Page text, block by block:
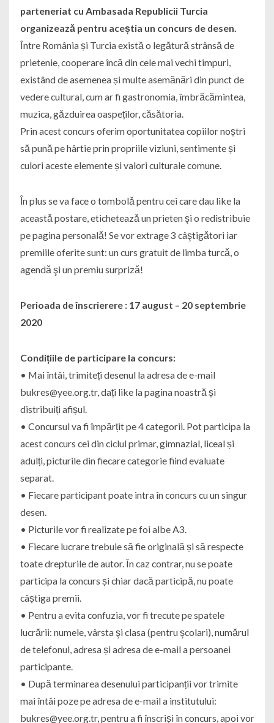
parteneriat cu Ambasada Republicii Turcia
organizează pentru aceștia un concurs de desen.
Între România și Turcia există o legătură strânsă de
prietenie, cooperare încă din cele mai vechi timpuri,
existând de asemenea și multe asemănări din punct de
vedere cultural, cum ar fi gastronomia, îmbrăcămintea,
muzica, găzduirea oaspeților, căsătoria.
Prin acest concurs oferim oportunitatea copiilor noștri
să pună pe hârtie prin propriile viziuni, sentimente și
culori aceste elemente și valori culturale comune.
Ȋn plus se va face o tombolǎ pentru cei care dau like la
aceastǎ postare, eticheteazǎ un prieten şi o redistribuie
pe pagina personalǎ! Se vor extrage 3 câştigǎtori iar
premiile oferite sunt: un curs gratuit de limba turcǎ, o
agendǎ şi un premiu surprizǎ!
Perioada de înscrierere : 17 august – 20 septembrie
2020
Condițiile de participare la concurs:
• Mai întâi, trimiteți desenul la adresa de e-mail
bukres@yee.org.tr, dați like la pagina noastră și
distribuiți afișul.
• Concursul va fi împărțit pe 4 categorii. Pot participa la
acest concurs cei din ciclul primar, gimnazial, liceal și
adulți, picturile din fiecare categorie fiind evaluate
separat.
• Fiecare participant poate intra în concurs cu un singur
desen.
• Picturile vor fi realizate pe foi albe A3.
• Fiecare lucrare trebuie să fie originală și să respecte
toate drepturile de autor. În caz contrar, nu se poate
participa la concurs și chiar dacă participă, nu poate
câștiga premii.
• Pentru a evita confuzia, vor fi trecute pe spatele
lucrării: numele, vârsta şi clasa (pentru şcolari), numărul
de telefonul, adresa și adresa de e-mail a persoanei
participante.
• După terminarea desenului participanții vor trimite
mai întâi poze pe adresa de e-mail a institutului:
bukres@yee.org.tr, pentru a fi înscriși în concurs, apoi vor